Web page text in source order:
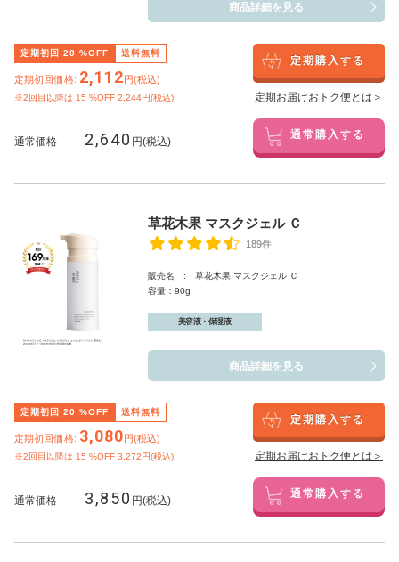
商品詳細を見る
定期初回 20 %OFF 送料無料
定期初回価格: 2,112円(税込)
※2回目以降は 15 %OFF 2,244円(税込)
定期購入する
定期お届けおトク便とは＞
通常価格 2,640 円(税込) 通常購入する
草花木果 マスクジェル Ｃ
189件
販売名 : 草花木果 マスクジェル Ｃ
容量：90g
美容液・保湿液
商品詳細を見る
定期初回 20 %OFF 送料無料
定期初回価格: 3,080円(税込)
※2回目以降は 15 %OFF 3,272円(税込)
定期購入する
定期お届けおトク便とは＞
通常価格 3,850 円(税込) 通常購入する